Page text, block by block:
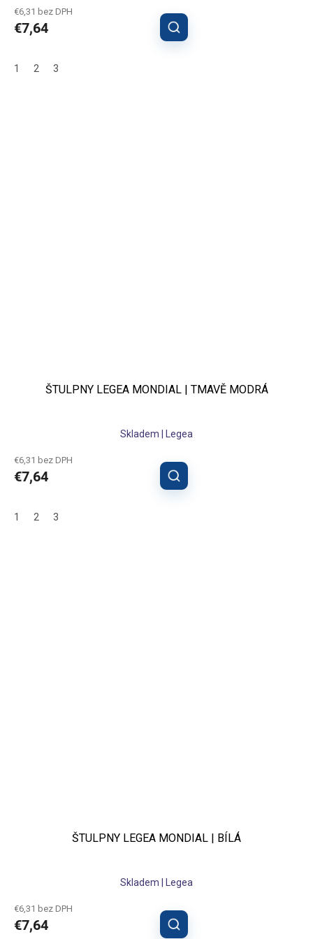
€6,31 bez DPH
€7,64
1 2 3
ŠTULPNY LEGEA MONDIAL | TMAVĚ MODRÁ
Skladem | Legea
€6,31 bez DPH
€7,64
1 2 3
ŠTULPNY LEGEA MONDIAL | BÍLÁ
Skladem | Legea
€6,31 bez DPH
€7,64